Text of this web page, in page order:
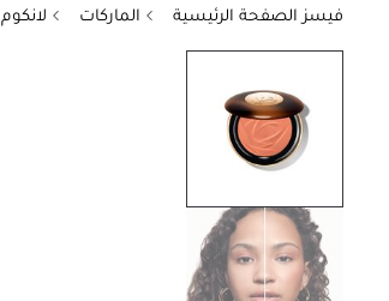
فيسز الصفحة الرئيسية الماركات لانكوم